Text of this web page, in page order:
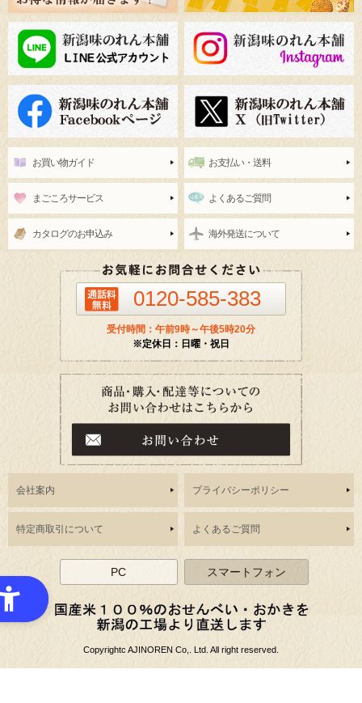
お買い物ガイド お支払い・送料
まごころサービス よくあるご質問
カタログのお申込み 海外発送について
0120-585-383
受付時間：午前9時～午後5時20分
※定休日：日曜・祝日
会社案内 プライバシーポリシー
特定商取引について よくあるご質問
PC スマートフォン
Copyrightc AJINOREN Co,. Ltd. All right reserved.